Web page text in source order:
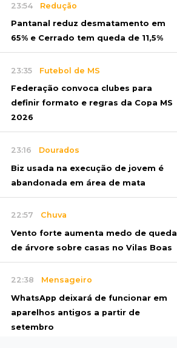
23:54 Redução
Pantanal reduz desmatamento em
65% e Cerrado tem queda de 11,5%
23:35 Futebol de MS
Federação convoca clubes para
definir formato e regras da Copa MS
2026
23:16 Dourados
Biz usada na execução de jovem é
abandonada em área de mata
22:57 Chuva
Vento forte aumenta medo de queda
de árvore sobre casas no Vilas Boas
22:38 Mensageiro
WhatsApp deixará de funcionar em
aparelhos antigos a partir de
setembro